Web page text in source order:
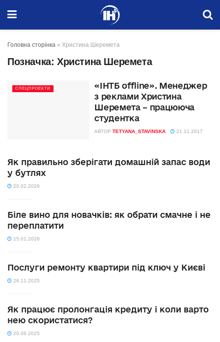
Головна сторінка » Христина Шеремета
Позначка: Христина Шеремета
СПЕЦПРОЕКТИ
«ІНТБ offline». Менеджер
з реклами Христина
Шеремета – працююча
студентка
АВТОР TETYANA_STAVINSKA 21.11.2017
Як правильно зберігати домашній запас води
у бутлях
20.02.2026
Біле вино для новачків: як обрати смачне і не
переплатити
15.01.2026
Послуги ремонту квартири під ключ у Києві
26.11.2025
Як працює пролонгація кредиту і коли варто
нею скористатися?
20.06.2025